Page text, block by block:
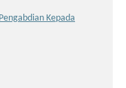
Kepada